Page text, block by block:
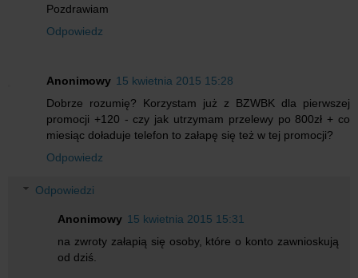
Pozdrawiam
Odpowiedz
Anonimowy 15 kwietnia 2015 15:28
Dobrze rozumię? Korzystam już z BZWBK dla pierwszej
promocji +120 - czy jak utrzymam przelewy po 800zł + co
miesiąc doładuje telefon to załapę się też w tej promocji?
Odpowiedz
Odpowiedzi
Anonimowy 15 kwietnia 2015 15:31
na zwroty załapią się osoby, które o konto zawnioskują
od dziś.